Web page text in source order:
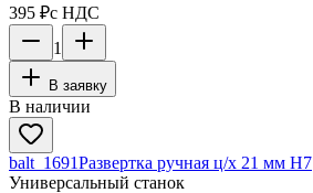
395 ₽с НДС
1
В заявку
В наличии
balt_1691Развертка ручная ц/х 21 мм Н7
Универсальный станок